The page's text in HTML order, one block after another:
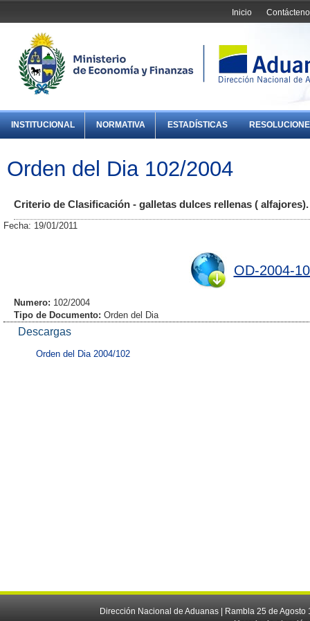
Inicio
INSTITUCIONAL NORMATIVA ESTADÍSTICAS
Orden del Dia 102/2004
Criterio de Clasificación - galletas dulces rellenas ( alfajores).
Fecha: 19/01/2011
OD-2004-
Numero: 102/2004
Tipo de Documento: Orden del Dia
Descargas
Orden del Dia 2004/102
Dirección Nacional de Aduanas | Rambla 25 de